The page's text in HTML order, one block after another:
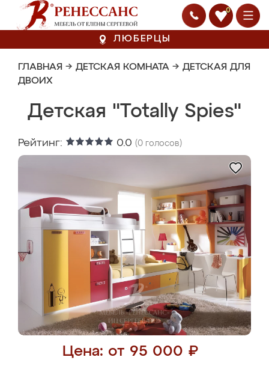
0
ЛЮБЕРЦЫ
ГЛАВНАЯ → ДЕТСКАЯ КОМНАТА → ДЕТСКАЯ ДЛЯ
ДВОИХ
Детская "Totally Spies"
Рейтинг: 0.0 (0 голосов)
Цена: от 95 000 ₽